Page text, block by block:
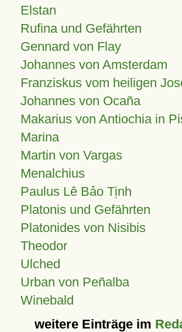
Elstan
Rufina und Gefährten
Gennard von Flay
Johannes von Amsterdam
Franziskus vom heiligen
Johannes von Ocaña
Makarius von Antiochia in
Marina
Martin von Vargas
Menalchius
Paulus Lê Bảo Tịnh
Platonis und Gefährten
Platonides von Nisibis
Theodor
Ulched
Urban von Peñalba
Winebald
weitere Einträge im